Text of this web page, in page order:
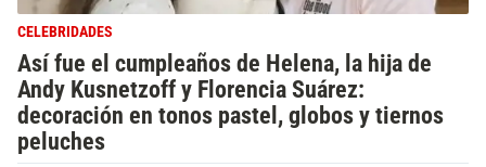
CELEBRIDADES
Así fue el cumpleaños de Helena, la hija de
Andy Kusnetzoff y Florencia Suárez:
decoración en tonos pastel, globos y tiernos
peluches